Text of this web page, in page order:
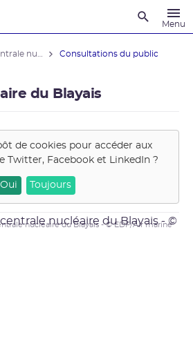
Menu
Consultations du public
du Blayais
de cookies pour accéder aux
Twitter, Facebook et LinkedIn ?
Oui Toujours
nucléaire du Blayais - © EDF/Air marine